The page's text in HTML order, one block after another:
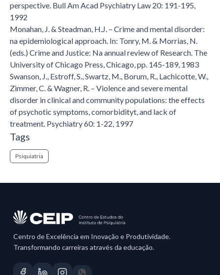
perspective. Bull Am Acad Psychiatry Law 20: 191-195,
1992
Monahan, J. & Steadman, H.J. – Crime and mental disorder:
na epidemiological approach. In: Tonry, M. & Morrias, N.
(eds.) Crime and Justice: Na annual review of Research. The
University of Chicago Press, Chicago, pp. 145-189, 1983
Swanson, J., Estroff, S., Swartz, M., Borum, R., Lachicotte, W.,
Zimmer, C. & Wagner, R. – Violence and severe mental
disorder in clinical and community populations: the effects
of psychotic symptoms, comorbidityt, and lack of
treatment. Psychiatry 60: 1-22, 1997
Tags
Psiquiatria
Centro de Excelência em Inovação e Produtividade.
Transformando carreiras através da educação.